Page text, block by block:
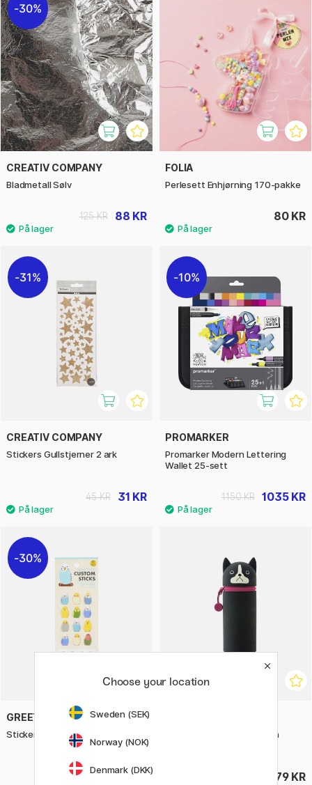
30%
CREATIV COMPANY
Bladmetall Sølv
88 KR
125 KR
FOLIA
Perlesett Enhjørning 170-pakke
80 KR
31%
CREATIV COMPANY
Stickers Gullstjerner 2 ark
31 KR
45 KR
10%
PROMARKER
Promarker Modern Lettering
Wallet 25-sett
1035 KR
1150 KR
30%
GREETING LIFE
Stickers Parakeet 120-pakning
55 KR
79 KR
Penalhus PuniLabo Boston
279 KR
Choose your location
Sweden (SEK)
Norway (NOK)
Denmark (DKK)